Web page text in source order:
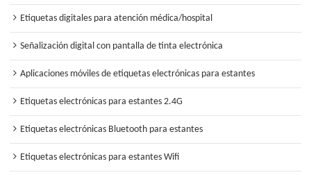
Etiquetas digitales para atención médica/hospital
Señalización digital con pantalla de tinta electrónica
Aplicaciones móviles de etiquetas electrónicas para estantes
Etiquetas electrónicas para estantes 2.4G
Etiquetas electrónicas Bluetooth para estantes
Etiquetas electrónicas para estantes Wifi